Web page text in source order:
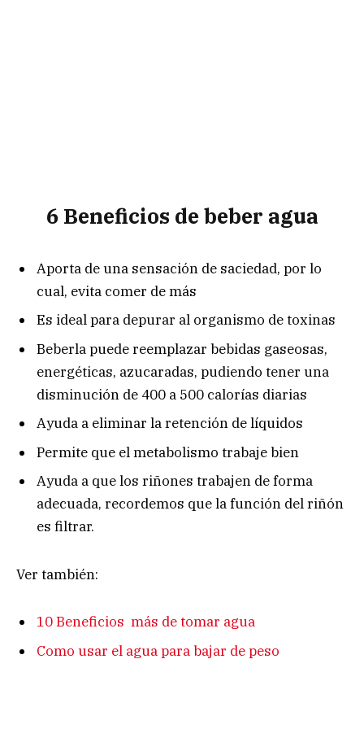
6 Beneficios de beber agua
Aporta de una sensación de saciedad, por lo
cual, evita comer de más
Es ideal para depurar al organismo de toxinas
Beberla puede reemplazar bebidas gaseosas,
energéticas, azucaradas, pudiendo tener una
disminución de 400 a 500 calorías diarias
Ayuda a eliminar la retención de líquidos
Permite que el metabolismo trabaje bien
Ayuda a que los riñones trabajen de forma
adecuada, recordemos que la función del riñón
es filtrar.
Ver también:
10 Beneficios más de tomar agua
Como usar el agua para bajar de peso